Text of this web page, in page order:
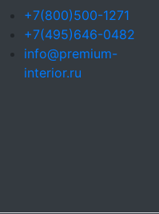
+7(800)500-1271
+7(495)646-0482
info@premium-
interior.ru